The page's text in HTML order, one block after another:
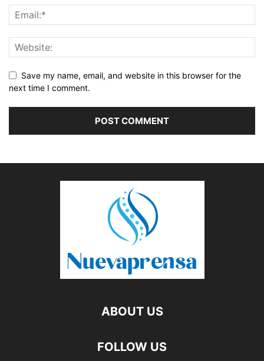
Save my name, email, and website in this browser for the
next time I comment.
ABOUT US
FOLLOW US